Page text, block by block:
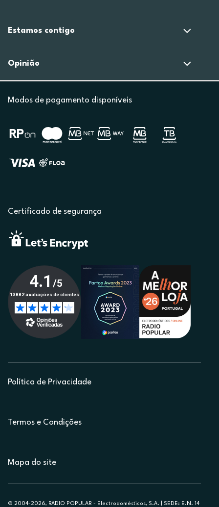
Estamos contigo
Opinião
Modos de pagamento disponíveis
Certificado de segurança
Política de Privacidade
Termos e Condições
Mapa do site
© 2004-2026, RADIO POPULAR - Electrodomésticos, S.A. | SEDE: E.N. 14